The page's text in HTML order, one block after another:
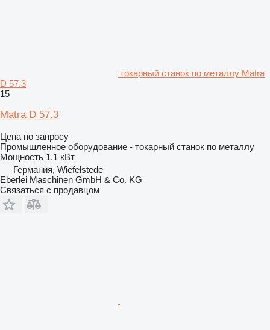
токарный станок по металлу Matra
D 57.3
15
Matra D 57.3
Цена по запросу
Промышленное оборудование - токарный станок по металлу
Мощность 1,1 кВт
Германия, Wiefelstede
Eberlei Maschinen GmbH & Co. KG
Связаться с продавцом